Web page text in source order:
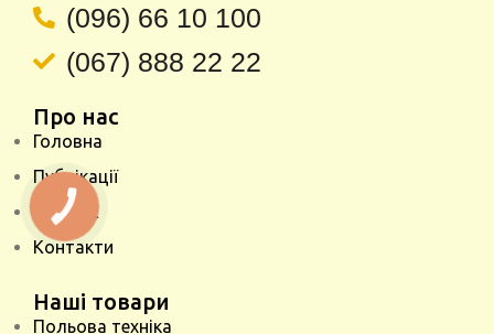
(096) 66 10 100
(067) 888 22 22
Про нас
Головна
Публікації
Про нас
Контакти
Наші товари
Польова техніка
КНОПКА
ЗВ'ЯЗКУ